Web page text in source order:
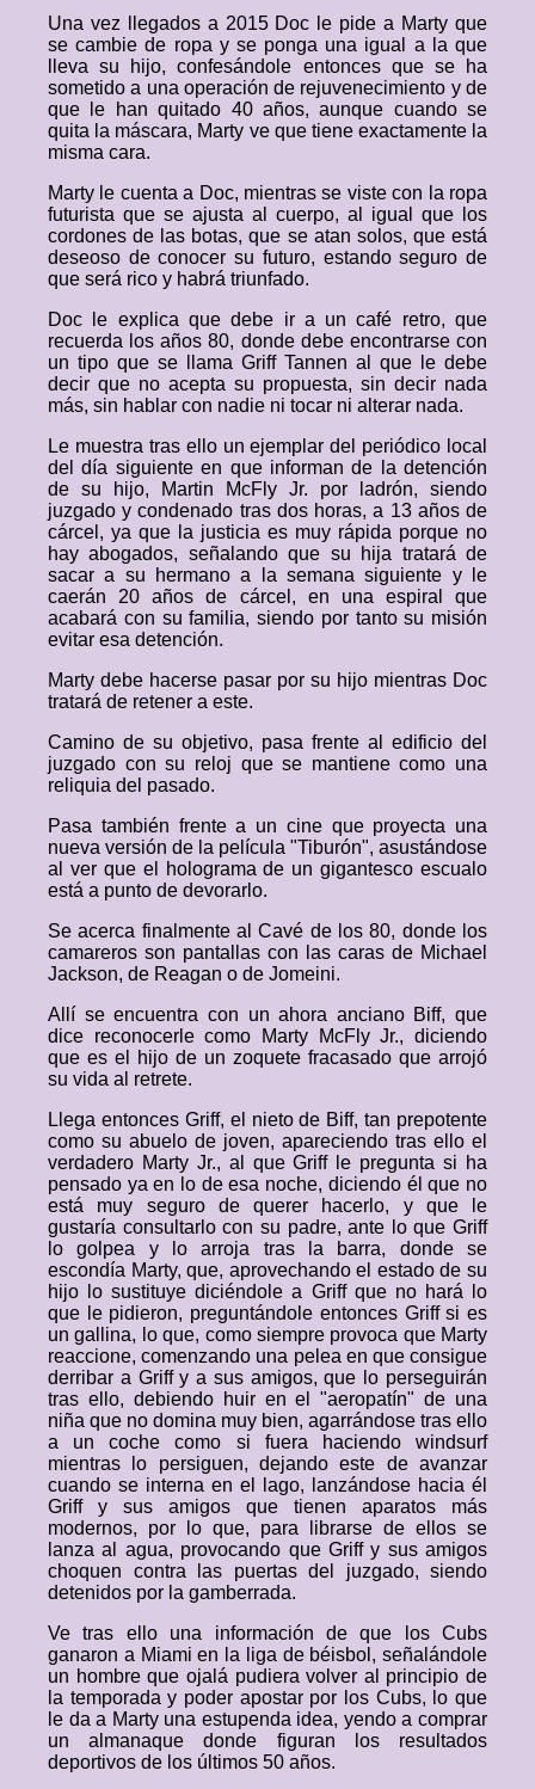
Una vez llegados a 2015 Doc le pide a Marty que
se cambie de ropa y se ponga una igual a la que
lleva su hijo, confesándole entonces que se ha
sometido a una operación de rejuvenecimiento y de
que le han quitado 40 años, aunque cuando se
quita la máscara, Marty ve que tiene exactamente la
misma cara.
Marty le cuenta a Doc, mientras se viste con la ropa
futurista que se ajusta al cuerpo, al igual que los
cordones de las botas, que se atan solos, que está
deseoso de conocer su futuro, estando seguro de
que será rico y habrá triunfado.
Doc le explica que debe ir a un café retro, que
recuerda los años 80, donde debe encontrarse con
un tipo que se llama Griff Tannen al que le debe
decir que no acepta su propuesta, sin decir nada
más, sin hablar con nadie ni tocar ni alterar nada.
Le muestra tras ello un ejemplar del periódico local
del día siguiente en que informan de la detención
de su hijo, Martin McFly Jr. por ladrón, siendo
juzgado y condenado tras dos horas, a 13 años de
cárcel, ya que la justicia es muy rápida porque no
hay abogados, señalando que su hija tratará de
sacar a su hermano a la semana siguiente y le
caerán 20 años de cárcel, en una espiral que
acabará con su familia, siendo por tanto su misión
evitar esa detención.
Marty debe hacerse pasar por su hijo mientras Doc
tratará de retener a este.
Camino de su objetivo, pasa frente al edificio del
juzgado con su reloj que se mantiene como una
reliquia del pasado.
Pasa también frente a un cine que proyecta una
nueva versión de la película "Tiburón", asustándose
al ver que el holograma de un gigantesco escualo
está a punto de devorarlo.
Se acerca finalmente al Cavé de los 80, donde los
camareros son pantallas con las caras de Michael
Jackson, de Reagan o de Jomeini.
Allí se encuentra con un ahora anciano Biff, que
dice reconocerle como Marty McFly Jr., diciendo
que es el hijo de un zoquete fracasado que arrojó
su vida al retrete.
Llega entonces Griff, el nieto de Biff, tan prepotente
como su abuelo de joven, apareciendo tras ello el
verdadero Marty Jr., al que Griff le pregunta si ha
pensado ya en lo de esa noche, diciendo él que no
está muy seguro de querer hacerlo, y que le
gustaría consultarlo con su padre, ante lo que Griff
lo golpea y lo arroja tras la barra, donde se
escondía Marty, que, aprovechando el estado de su
hijo lo sustituye diciéndole a Griff que no hará lo
que le pidieron, preguntándole entonces Griff si es
un gallina, lo que, como siempre provoca que Marty
reaccione, comenzando una pelea en que consigue
derribar a Griff y a sus amigos, que lo perseguirán
tras ello, debiendo huir en el "aeropatín" de una
niña que no domina muy bien, agarrándose tras ello
a un coche como si fuera haciendo windsurf
mientras lo persiguen, dejando este de avanzar
cuando se interna en el lago, lanzándose hacia él
Griff y sus amigos que tienen aparatos más
modernos, por lo que, para librarse de ellos se
lanza al agua, provocando que Griff y sus amigos
choquen contra las puertas del juzgado, siendo
detenidos por la gamberrada.
Ve tras ello una información de que los Cubs
ganaron a Miami en la liga de béisbol, señalándole
un hombre que ojalá pudiera volver al principio de
la temporada y poder apostar por los Cubs, lo que
le da a Marty una estupenda idea, yendo a comprar
un almanaque donde figuran los resultados
deportivos de los últimos 50 años.